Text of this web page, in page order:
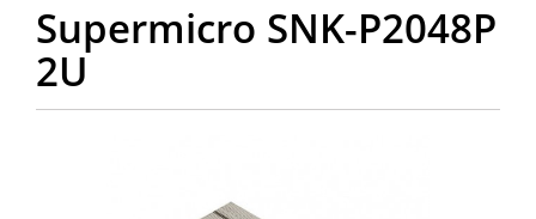
Supermicro SNK-P2048P
2U